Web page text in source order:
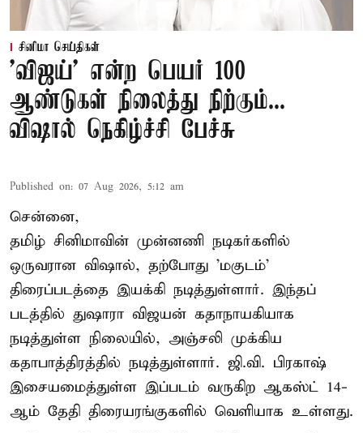
சினிமா செய்திகள்
'விஜய்' என்ற பெயர் 100
ஆண்டுகள் நிலைத்து நிற்கும்...
விஷால் நெகிழ்ச்சி பேச்சு
Published on: 07 Aug 2026, 5:12 am
சென்னை,
தமிழ் சினிமாவின் முன்னணி நடிகர்களில்
ஒருவரான விஷால், தற்போது 'மகுடம்'
திரைப்படத்தை இயக்கி நடித்துள்ளார். இந்தப்
படத்தில் துஷாரா விஜயன் கதாநாயகியாக
நடித்துள்ள நிலையில், அஞ்சலி முக்கிய
கதாபாத்திரத்தில் நடித்துள்ளார். ஜி.வி. பிரகாஷ்
இசையமைத்துள்ள இப்படம் வருகிற ஆகஸ்ட் 14-
ஆம் தேதி திரையரங்குகளில் வெளியாக உள்ளது.